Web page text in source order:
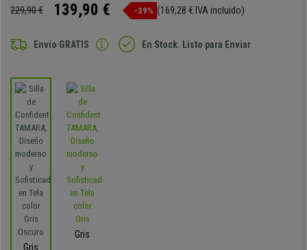
229,90 € 139,90 € -39% (169,28 € IVA incluido)
Envio GRATIS En Stock. Listo para Enviar
Gris
Gris